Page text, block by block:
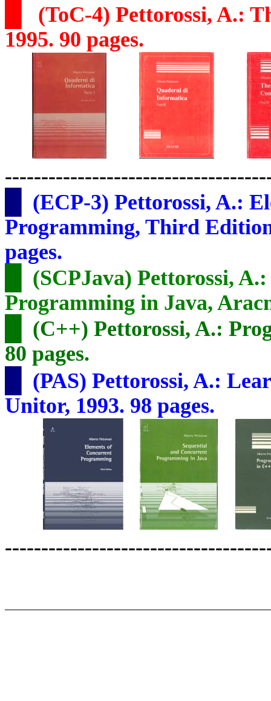
(ToC-4) Pettorossi, A.:
1995. 90 pages.
(ECP-3) Pettorossi, A.:
Programming, Third
pages.
(SCPJava) Pettorossi,
Programming in Java,
(C++) Pettorossi, A.:
80 pages.
(PAS) Pettorossi, A.:
Unitor, 1993. 98 pages.